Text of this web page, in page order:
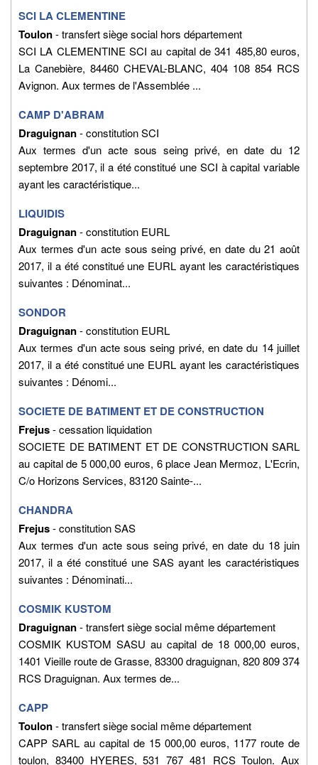
SCI LA CLEMENTINE
Toulon- transfert siège social hors département
SCI LA CLEMENTINE SCI au capital de 341 485,80 euros,
La Canebière, 84460 CHEVAL-BLANC, 404 108 854 RCS
Avignon. Aux termes de l'Assemblée ...
CAMP D'ABRAM
Draguignan- constitution SCI
Aux termes d'un acte sous seing privé, en date du 12
septembre 2017, il a été constitué une SCI à capital variable
ayant les caractéristique...
LIQUIDIS
Draguignan- constitution EURL
Aux termes d'un acte sous seing privé, en date du 21 août
2017, il a été constitué une EURL ayant les caractéristiques
suivantes : Dénominat...
SONDOR
Draguignan- constitution EURL
Aux termes d'un acte sous seing privé, en date du 14 juillet
2017, il a été constitué une EURL ayant les caractéristiques
suivantes : Dénomi...
SOCIETE DE BATIMENT ET DE CONSTRUCTION
Frejus- cessation liquidation
SOCIETE DE BATIMENT ET DE CONSTRUCTION SARL
au capital de 5 000,00 euros, 6 place Jean Mermoz, L'Ecrin,
C/o Horizons Services, 83120 Sainte-...
CHANDRA
Frejus- constitution SAS
Aux termes d'un acte sous seing privé, en date du 18 juin
2017, il a été constitué une SAS ayant les caractéristiques
suivantes : Dénominati...
COSMIK KUSTOM
Draguignan- transfert siège social même département
COSMIK KUSTOM SASU au capital de 18 000,00 euros,
1401 Vieille route de Grasse, 83300 draguignan, 820 809 374
RCS Draguignan. Aux termes de...
CAPP
Toulon- transfert siège social même département
CAPP SARL au capital de 15 000,00 euros, 1177 route de
toulon, 83400 HYERES, 531 767 481 RCS Toulon. Aux